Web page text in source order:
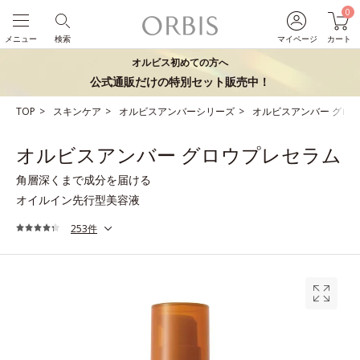
マイページ
0
カート
検索
メニュー
オルビス初めての方へ
公式通販だけの特別セット販売中！
TOP スキンケア オルビスアンバーシリーズ オルビスアンバー グロ
オルビスアンバー グロウプレセラム
角層深くまで成分を届ける
オイルイン先行型美容液
253件